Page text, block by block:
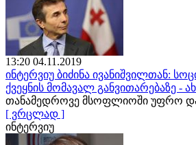
13:20 04.11.2019
ინტერვიუ ბიძინა ივანიშვილთან:
ქვეყნის მომავალ განვითარებაზე -
თანამედროვე მსოფლიოში უფრო
[ ვრცლად ]
ინტერვიუ